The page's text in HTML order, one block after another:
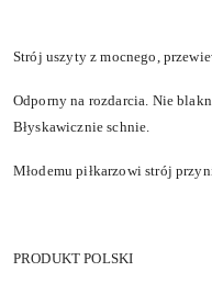
Strój uszyty z mocnego,
Odporny na rozdarcia. Nie
Błyskawicznie schnie.
Młodemu piłkarzowi strój
PRODUKT POLSKI